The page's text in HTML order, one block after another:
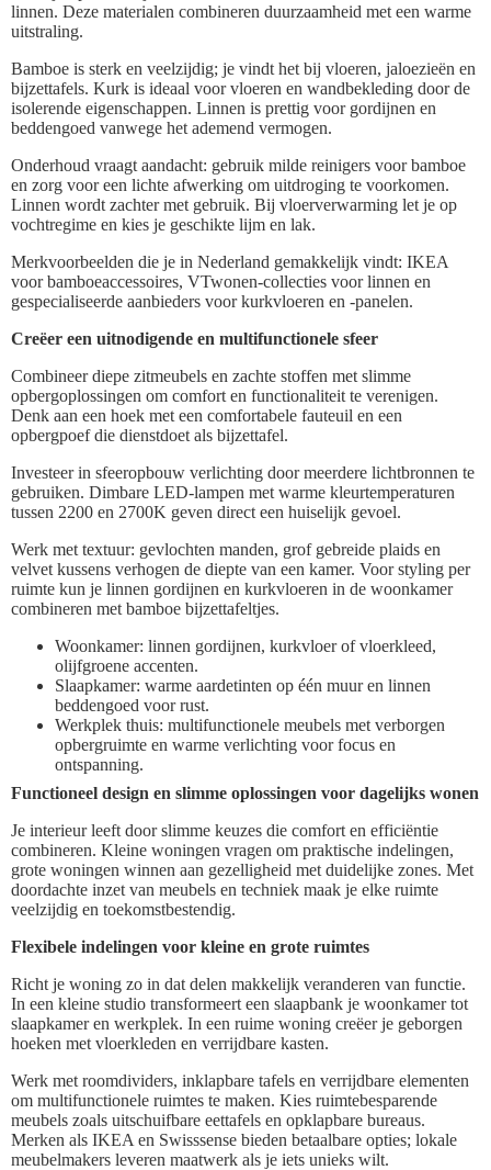
linnen. Deze materialen combineren duurzaamheid met een warme
uitstraling.
Bamboe is sterk en veelzijdig; je vindt het bij vloeren, jaloezieën en
bijzettafels. Kurk is ideaal voor vloeren en wandbekleding door de
isolerende eigenschappen. Linnen is prettig voor gordijnen en
beddengoed vanwege het ademend vermogen.
Onderhoud vraagt aandacht: gebruik milde reinigers voor bamboe
en zorg voor een lichte afwerking om uitdroging te voorkomen.
Linnen wordt zachter met gebruik. Bij vloerverwarming let je op
vochtregime en kies je geschikte lijm en lak.
Merkvoorbeelden die je in Nederland gemakkelijk vindt: IKEA
voor bamboeaccessoires, VTwonen-collecties voor linnen en
gespecialiseerde aanbieders voor kurkvloeren en -panelen.
Creëer een uitnodigende en multifunctionele sfeer
Combineer diepe zitmeubels en zachte stoffen met slimme
opbergoplossingen om comfort en functionaliteit te verenigen.
Denk aan een hoek met een comfortabele fauteuil en een
opbergpoef die dienstdoet als bijzettafel.
Investeer in sfeeropbouw verlichting door meerdere lichtbronnen te
gebruiken. Dimbare LED-lampen met warme kleurtemperaturen
tussen 2200 en 2700K geven direct een huiselijk gevoel.
Werk met textuur: gevlochten manden, grof gebreide plaids en
velvet kussens verhogen de diepte van een kamer. Voor styling per
ruimte kun je linnen gordijnen en kurkvloeren in de woonkamer
combineren met bamboe bijzettafeltjes.
Woonkamer: linnen gordijnen, kurkvloer of vloerkleed,
olijfgroene accenten.
Slaapkamer: warme aardetinten op één muur en linnen
beddengoed voor rust.
Werkplek thuis: multifunctionele meubels met verborgen
opbergruimte en warme verlichting voor focus en
ontspanning.
Functioneel design en slimme oplossingen voor dagelijks wonen
Je interieur leeft door slimme keuzes die comfort en efficiëntie
combineren. Kleine woningen vragen om praktische indelingen,
grote woningen winnen aan gezelligheid met duidelijke zones. Met
doordachte inzet van meubels en techniek maak je elke ruimte
veelzijdig en toekomstbestendig.
Flexibele indelingen voor kleine en grote ruimtes
Richt je woning zo in dat delen makkelijk veranderen van functie.
In een kleine studio transformeert een slaapbank je woonkamer tot
slaapkamer en werkplek. In een ruime woning creëer je geborgen
hoeken met vloerkleden en verrijdbare kasten.
Werk met roomdividers, inklapbare tafels en verrijdbare elementen
om multifunctionele ruimtes te maken. Kies ruimtebesparende
meubels zoals uitschuifbare eettafels en opklapbare bureaus.
Merken als IKEA en Swisssense bieden betaalbare opties; lokale
meubelmakers leveren maatwerk als je iets unieks wilt.